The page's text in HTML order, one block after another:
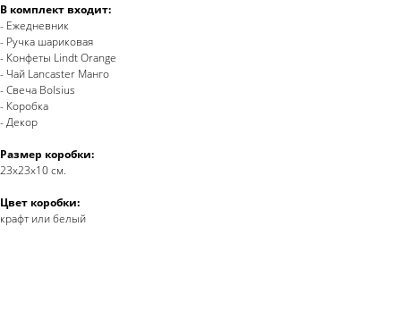
В комплект входит:
- Ежедневник
- Ручка шариковая
- Конфеты Lindt Orange
- Чай Lancaster Манго
- Свеча Bolsius
- Коробка
- Декор
Размер коробки:
23х23х10 см.
Цвет коробки:
крафт или белый